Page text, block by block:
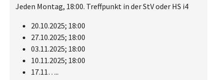
Jeden Montag, 18:00. Treffpunkt in der StV oder HS i4
20.10.2025; 18:00
27.10.2025; 18:00
03.11.2025; 18:00
10.11.2025; 18:00
17.11…..